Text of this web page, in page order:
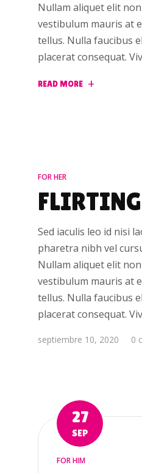
Nullam aliquet elit
vestibulum mauris at
tellus. Nulla faucibus
placerat consequat.
READ MORE
FOR HER
Sed iaculis leo id nisi
pharetra nibh vel
Nullam aliquet elit
vestibulum mauris at
tellus. Nulla faucibus
placerat consequat.
septiembre 10, 2020 0
27
SEP
FOR HIM